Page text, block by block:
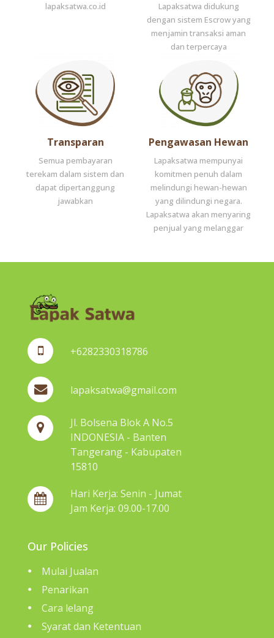
lapaksatwa.co.id
Lapaksatwa didukung
dengan sistem Escrow yang
menjamin transaksi aman
dan terpercaya
Transparan
Semua pembayaran
terekam dalam sistem dan
dapat dipertanggung
jawabkan
Pengawasan Hewan
Lapaksatwa mempunyai
komitmen penuh dalam
melindungi hewan-hewan
yang dilindungi negara.
Lapaksatwa akan menyaring
penjual yang melanggar
+6282330318786
lapaksatwa@gmail.com
Jl. Bolsena Blok A No.5
INDONESIA - Banten
Tangerang - Kabupaten
15810
Hari Kerja: Senin - Jumat
Jam Kerja: 09.00-17.00
Our Policies
Mulai Jualan
Penarikan
Cara lelang
Syarat dan Ketentuan